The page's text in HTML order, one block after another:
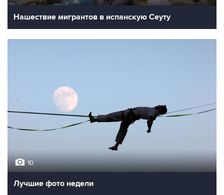
Нашествие мигрантов в испанскую Сеуту
10
Лучшие фото недели